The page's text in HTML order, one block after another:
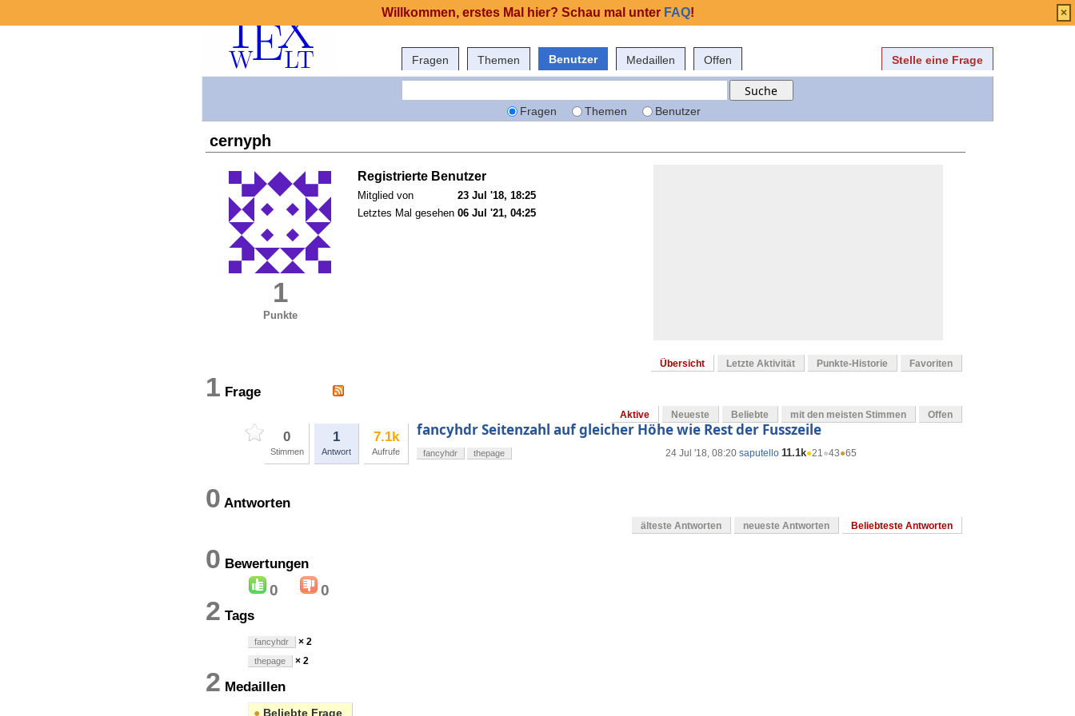
Fragen Themen Benutzer Medaillen Offen Stelle eine Frage
Fragen Themen Benutzer
cernyph
1
Punkte
Registrierte Benutzer
Mitglied von
23 Jul '18, 18:25
Letztes Mal gesehen 06 Jul '21, 04:25
Übersicht Letzte Aktivität Punkte-Historie Favoriten
1 Frage
Aktive Neueste Beliebte mit den meisten Stimmen Offen
0
Stimmen
1
Antwort
7.1k
Aufrufe
fancyhdr Seitenzahl auf gleicher Höhe wie Rest der Fusszeile
24 Jul '18, 08:20 saputello 11.1k●21●43●65
fancyhdr thepage
0 Antworten
älteste Antworten neueste Antworten Beliebteste Antworten
0 Bewertungen
0 0
2 Tags
fancyhdr × 2
thepage × 2
2 Medaillen
● Beliebte Frage
Willkommen, erstes Mal hier? Schau mal unter FAQ! ×